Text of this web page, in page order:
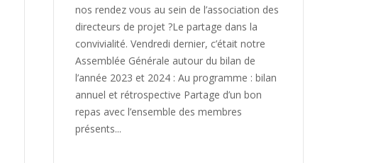
nos rendez vous au sein de l’association des
directeurs de projet ?Le partage dans la
convivialité. Vendredi dernier, c’était notre
Assemblée Générale autour du bilan de
l’année 2023 et 2024 : Au programme : bilan
annuel et rétrospective Partage d’un bon
repas avec l’ensemble des membres
présents...